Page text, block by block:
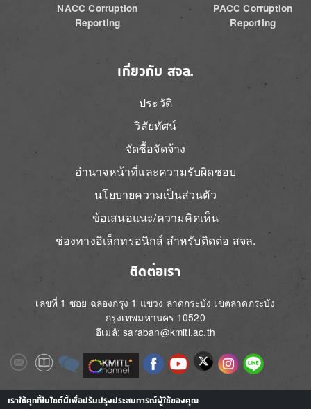
NACC Corruption
Reporting
PACC Corruption
Reporting
เกี่ยวกับ สจล.
ประวัติ
วิสัยทัศน์
จัดซื้อจัดจ้าง
อำนาจหน้าที่และความรับผิดชอบ
นโยบายความเป็นส่วนตัว
ข้อเสนอแนะ/ความคิดเห็น
ช่องทางอิเล็กทรอนิกส์ สำหรับติดต่อ สจล.
ติดต่อเรา
เลขที่ 1 ซอย ฉลองกรุง 1 แขวง ลาดกระบัง เขตลาดกระบัง
กรุงเทพมหานคร 10520
อีเมล์: saraban@kmitl.ac.th
ImageImageImage Image ImageImageImageImageImage
Image Image
เราใช้คุกกี้ในไซต์นี้เพื่อปรับปรุงประสบการณ์ผู้ใช้ของคุณ